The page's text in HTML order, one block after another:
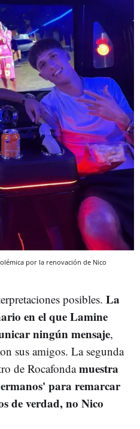
por la renovación de Nico
posibles. La
en el que Lamine
ningún mensaje,
sus amigos. La segunda
de Rocafondamuestra
para remarcar
de verdad, no Nico